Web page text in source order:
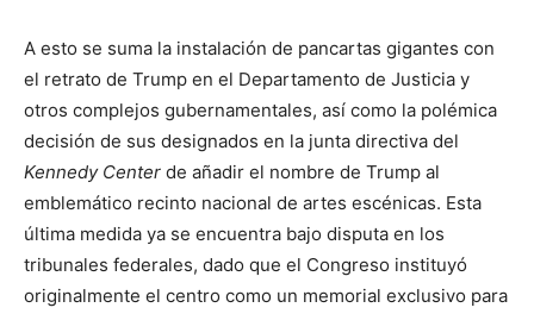
A esto se suma la instalación de pancartas gigantes con
el retrato de Trump en el Departamento de Justicia y
otros complejos gubernamentales, así como la polémica
decisión de sus designados en la junta directiva del
Kennedy Center de añadir el nombre de Trump al
emblemático recinto nacional de artes escénicas. Esta
última medida ya se encuentra bajo disputa en los
tribunales federales, dado que el Congreso instituyó
originalmente el centro como un memorial exclusivo para